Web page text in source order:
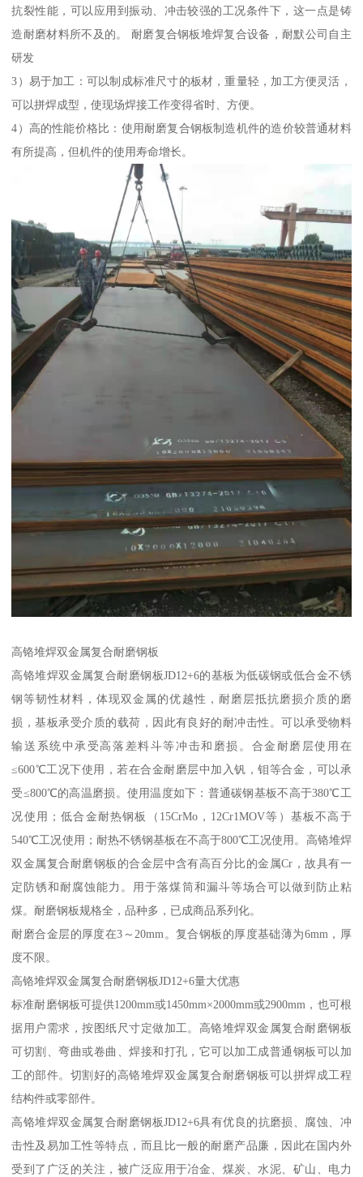
抗裂性能，可以应用到振动、冲击较强的工况条件下，这一点是铸
造耐磨材料所不及的。 耐磨复合钢板堆焊复合设备，耐默公司自主
研发
3）易于加工：可以制成标准尺寸的板材，重量轻，加工方便灵活，
可以拼焊成型，使现场焊接工作变得省时、方便。
4）高的性能价格比：使用耐磨复合钢板制造机件的造价较普通材料
有所提高，但机件的使用寿命增长。
高铬堆焊双金属复合耐磨钢板
高铬堆焊双金属复合耐磨钢板JD12+6的基板为低碳钢或低合金不锈
钢等韧性材料，体现双金属的优越性，耐磨层抵抗磨损介质的磨
损，基板承受介质的载荷，因此有良好的耐冲击性。可以承受物料
输送系统中承受高落差料斗等冲击和磨损。合金耐磨层使用在
≤600℃工况下使用，若在合金耐磨层中加入钒，钼等合金，可以承
受≤800℃的高温磨损。使用温度如下：普通碳钢基板不高于380℃工
况使用；低合金耐热钢板（15CrMo，12Cr1MOV等）基板不高于
540℃工况使用；耐热不锈钢基板在不高于800℃工况使用。高铬堆焊
双金属复合耐磨钢板的合金层中含有高百分比的金属Cr，故具有一
定防锈和耐腐蚀能力。用于落煤筒和漏斗等场合可以做到防止粘
煤。耐磨钢板规格全，品种多，已成商品系列化。
耐磨合金层的厚度在3～20mm。复合钢板的厚度基础薄为6mm，厚
度不限。
高铬堆焊双金属复合耐磨钢板JD12+6量大优惠
标准耐磨钢板可提供1200mm或1450mm×2000mm或2900mm，也可根
据用户需求，按图纸尺寸定做加工。高铬堆焊双金属复合耐磨钢板
可切割、弯曲或卷曲、焊接和打孔，它可以加工成普通钢板可以加
工的部件。切割好的高铬堆焊双金属复合耐磨钢板可以拼焊成工程
结构件或零部件。
高铬堆焊双金属复合耐磨钢板JD12+6具有优良的抗磨损、腐蚀、冲
击性及易加工性等特点，而且比一般的耐磨产品廉，因此在国内外
受到了广泛的关注，被广泛应用于冶金、煤炭、水泥、矿山、电力